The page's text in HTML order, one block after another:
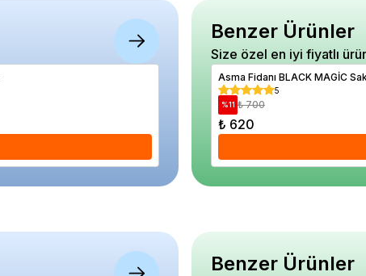
Ardıç Fidanı Mavi Dik Ardıç Juniperus
5
Benzer Ürünler
Size özel en iyi fiyatlı
Asma Fidanı BLACK MAGİC
5
%11 ₺ 700
₺ 620
Benzer Ürünler